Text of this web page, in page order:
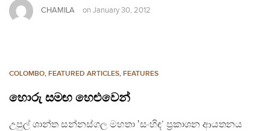
CHAMILA on January 30, 2012
COLOMBO, FEATURED ARTICLES, FEATURES
හොරු සමඟ හෙළුවෙන්
උපුල් ශාන්ත සන්නස්ගල මහතා ‛සංහිඳ’ ප්‍රකාශන ආයතනය